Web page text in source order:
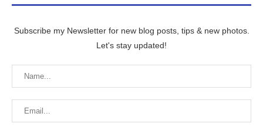
Subscribe my Newsletter for new blog posts, tips & new photos.
Let's stay updated!